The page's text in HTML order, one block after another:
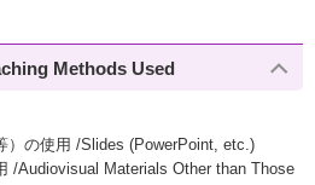
Methods Used
の使用 /Slides (PowerPoint, etc.)
/Audiovisual Materials Other than Those